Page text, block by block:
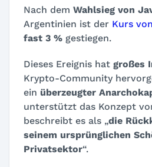
Nach dem Wahlsieg von
Argentinien ist der Kurs
fast 3 % gestiegen.
Dieses Ereignis hat großes
Krypto-Community
ein überzeugter
unterstützt das Konzept
beschreibt es als „die
seinem ursprünglichen
Privatsektor“.